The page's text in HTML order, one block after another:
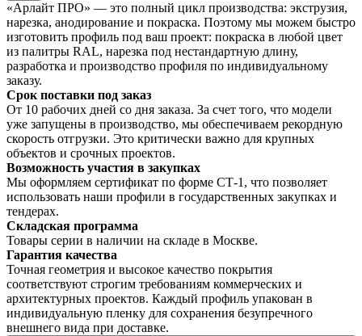
«Арлайт ПРО» — это полный цикл производства: экструзия,
нарезка, анодирование и покраска. Поэтому мы можем быстро
изготовить профиль под ваш проект: покраска в любой цвет
из палитры RAL, нарезка под нестандартную длину,
разработка и производство профиля по индивидуальному
заказу.
Срок поставки под заказ
От 10 рабочих дней со дня заказа. За счет того, что модели
уже запущены в производство, мы обеспечиваем рекордную
скорость отгрузки. Это критически важно для крупных
объектов и срочных проектов.
Возможность участия в закупках
Мы оформляем сертификат по форме СТ-1, что позволяет
использовать наши профили в государственных закупках и
тендерах.
Складская программа
Товары серии в наличии на складе в Москве.
Гарантия качества
Точная геометрия и высокое качество покрытия
соответствуют строгим требованиям коммерческих и
архитектурных проектов. Каждый профиль упакован в
индивидуальную пленку для сохранения безупречного
внешнего вида при доставке.